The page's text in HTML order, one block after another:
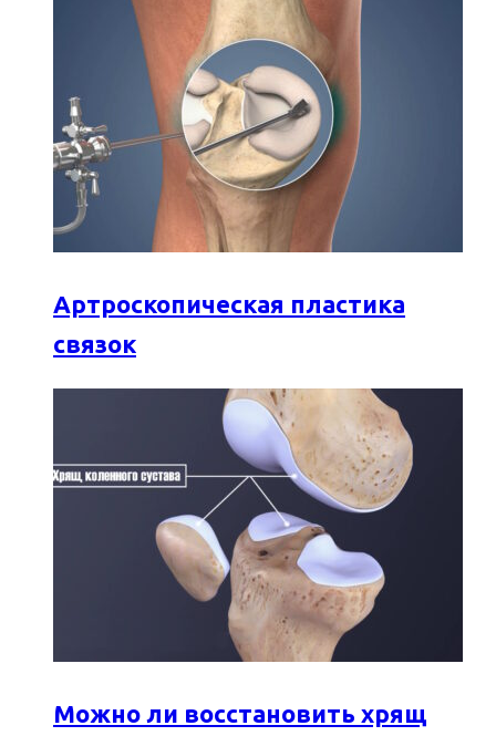
Артроскопическая пластика
связок
Можно ли восстановить хрящ